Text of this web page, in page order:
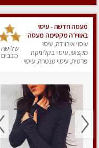
מעסה חדשה - עיסוי
באווירה מקסימה מעסה
עם ידיי זהב חוויה בלתי
נשכחת ללא מין
Massage- Absolutely
עיסוי אירוודה, עיסוי
מקצועי, עיסוי בקליניקה
פרטית, עיסוי טנטרה, עיסוי
שלושה
כוכבים